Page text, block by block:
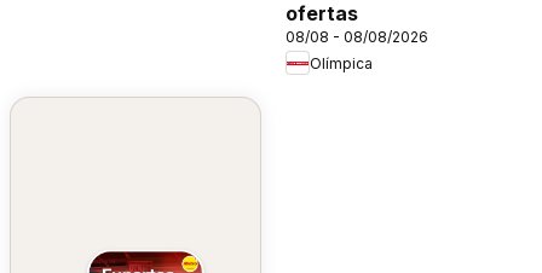
ofertas
08/08 - 08/08/2026
Olímpica